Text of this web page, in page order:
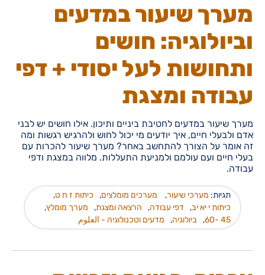
מערך שיעור במדעים
וביולוגיה: חושים
ותחושות לעל יסודי + דפי
עבודה ומצגת
מערך שיעור במדעים לחטיבת ביניים ותיכון. אילו חושים יש לבני
אדם ולבעלי חיים, איך יודעים מי יכול לחוש ולהרגיש רגשות ומה
זה אומר על הצורך להתחשב באחר? מערך שיעור להכרות עם
בעלי חיים ועם עולמם ולמניעת התעללות. מלווה במצגת ודפי
עבודה.
תגיות: מערכי שיעור, מערכים מומלצים, כיתות ז ח ט,
כיתות י יא יב, דפי עבודה, הרצאה ומצגת, מערך מומלץ,
45 -60
, ביולוגיה, מדעים וטכנולוגיה - العلوم